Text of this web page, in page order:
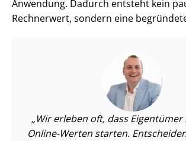
Anwendung. Dadurch entsteht kein
Rechnerwert, sondern eine
Wir erleben oft, dass
Online-Werten starten.